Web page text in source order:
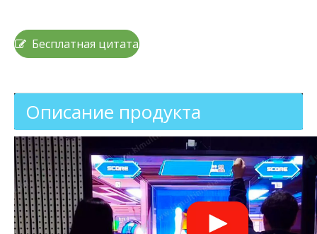
Бесплатная цитата
Описание продукта